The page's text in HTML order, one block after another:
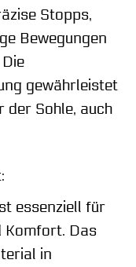
Stopps,
Bewegungen
gewährleistet
der Sohle, auch
essenziell für
Komfort. Das
in